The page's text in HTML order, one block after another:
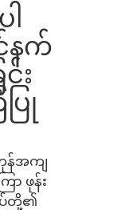
နက်
း
ြု
န်အကျ
ာ ဖုန်း
ပ်တို့၏